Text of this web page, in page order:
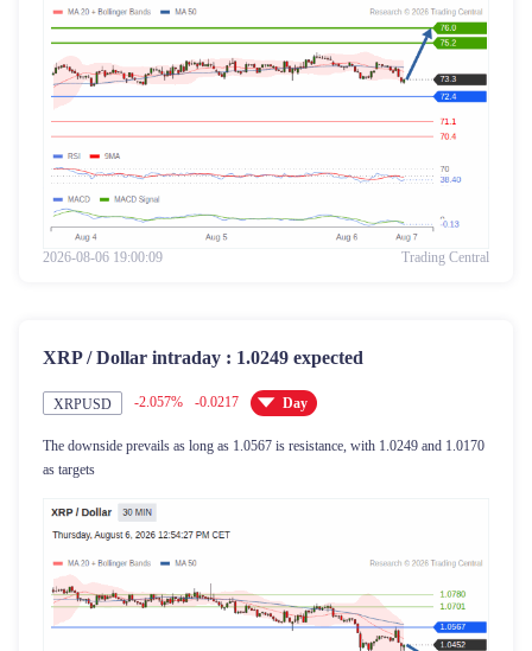
2026-08-06 19:00:09 Trading Central
XRP / Dollar intraday : 1.0249 expected
XRPUSD -2.057% -0.0217 Day
The downside prevails as long as 1.0567 is resistance, with 1.0249 and 1.0170
as targets